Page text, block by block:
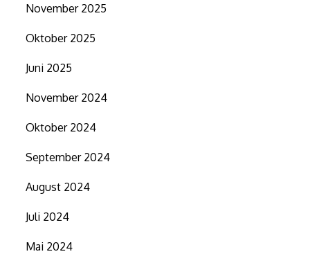
November 2025
Oktober 2025
Juni 2025
November 2024
Oktober 2024
September 2024
August 2024
Juli 2024
Mai 2024